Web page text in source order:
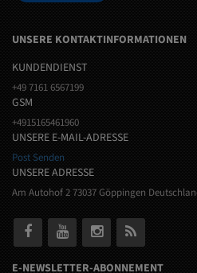
UNSERE KONTAKTINFORMATIONEN
KUNDENDIENST
+49 7161 6567199
GSM
+4915165461960
UNSERE E-MAIL-ADRESSE
Post Senden
UNSERE ADRESSE
Am Autohof 2 73037 Göppingen
E-NEWSLETTER-ABONNEMENT